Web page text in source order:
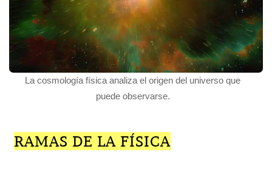
La cosmología física analiza el origen del universo que
puede observarse.
RAMAS DE LA FÍSICA